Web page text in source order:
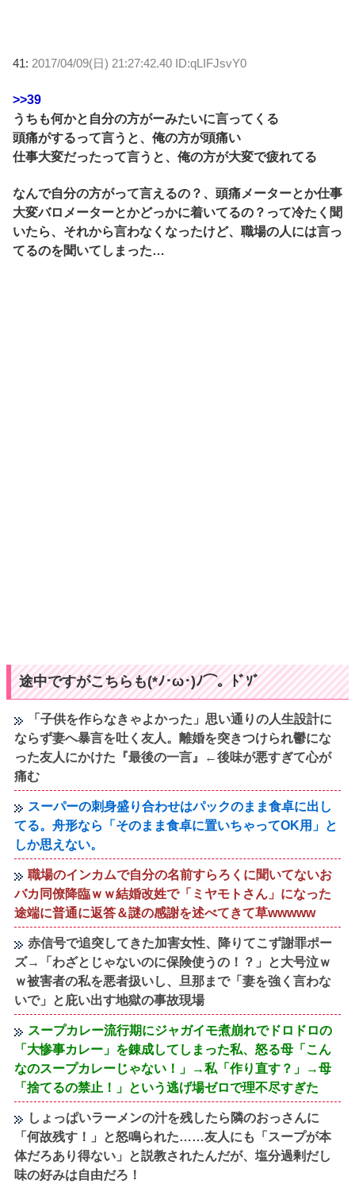
41: 2017/04/09(日) 21:27:42.40 ID:qLIFJsvY0
>>39
うちも何かと自分の方がーみたいに言ってくる
頭痛がするって言うと、俺の方が頭痛い
仕事大変だったって言うと、俺の方が大変で疲れてる
なんで自分の方がって言えるの？、頭痛メーターとか仕事
大変バロメーターとかどっかに着いてるの？って冷たく聞
いたら、それから言わなくなったけど、職場の人には言っ
てるのを聞いてしまった…
途中ですがこちらも(*ﾉ･ω･)ﾉ⌒。ﾄﾞｿﾞ
「子供を作らなきゃよかった」思い通りの人生設計に
ならず妻へ暴言を吐く友人。離婚を突きつけられ鬱にな
った友人にかけた『最後の一言』←後味が悪すぎて心が
痛む
スーパーの刺身盛り合わせはパックのまま食卓に出し
てる。舟形なら「そのまま食卓に置いちゃってOK用」と
しか思えない。
職場のインカムで自分の名前すらろくに聞いてないお
バカ同僚降臨ｗｗ結婚改姓で「ミヤモトさん」になった
途端に普通に返答＆謎の感謝を述べてきて草wwwww
赤信号で追突してきた加害女性、降りてこず謝罪ポー
ズ→「わざとじゃないのに保険使うの！？」と大号泣ｗ
ｗ被害者の私を悪者扱いし、旦那まで「妻を強く言わな
いで」と庇い出す地獄の事故現場
スープカレー流行期にジャガイモ煮崩れでドロドロの
「大惨事カレー」を錬成してしまった私、怒る母「こん
なのスープカレーじゃない！」→私「作り直す？」→母
「捨てるの禁止！」という逃げ場ゼロで理不尽すぎた
しょっぱいラーメンの汁を残したら隣のおっさんに
「何故残す！」と怒鳴られた……友人にも「スープが本
体だろあり得ない」と説教されたんだが、塩分過剰だし
味の好みは自由だろ！